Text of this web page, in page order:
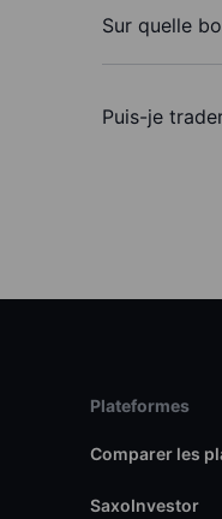
Sur quelle
Puis-je
Plateformes
Comparer les
SaxoInvestor